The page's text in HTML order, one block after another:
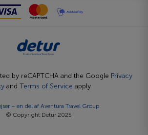
by reCAPTCHA and the Google Privacy
and Terms of Service apply
– en del af Aventura Travel Group
© Copyright Detur 2025